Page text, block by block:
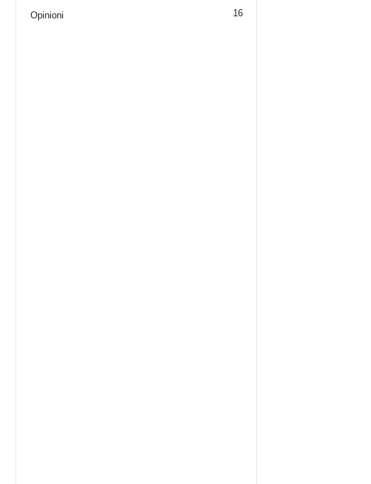
Opinioni 16